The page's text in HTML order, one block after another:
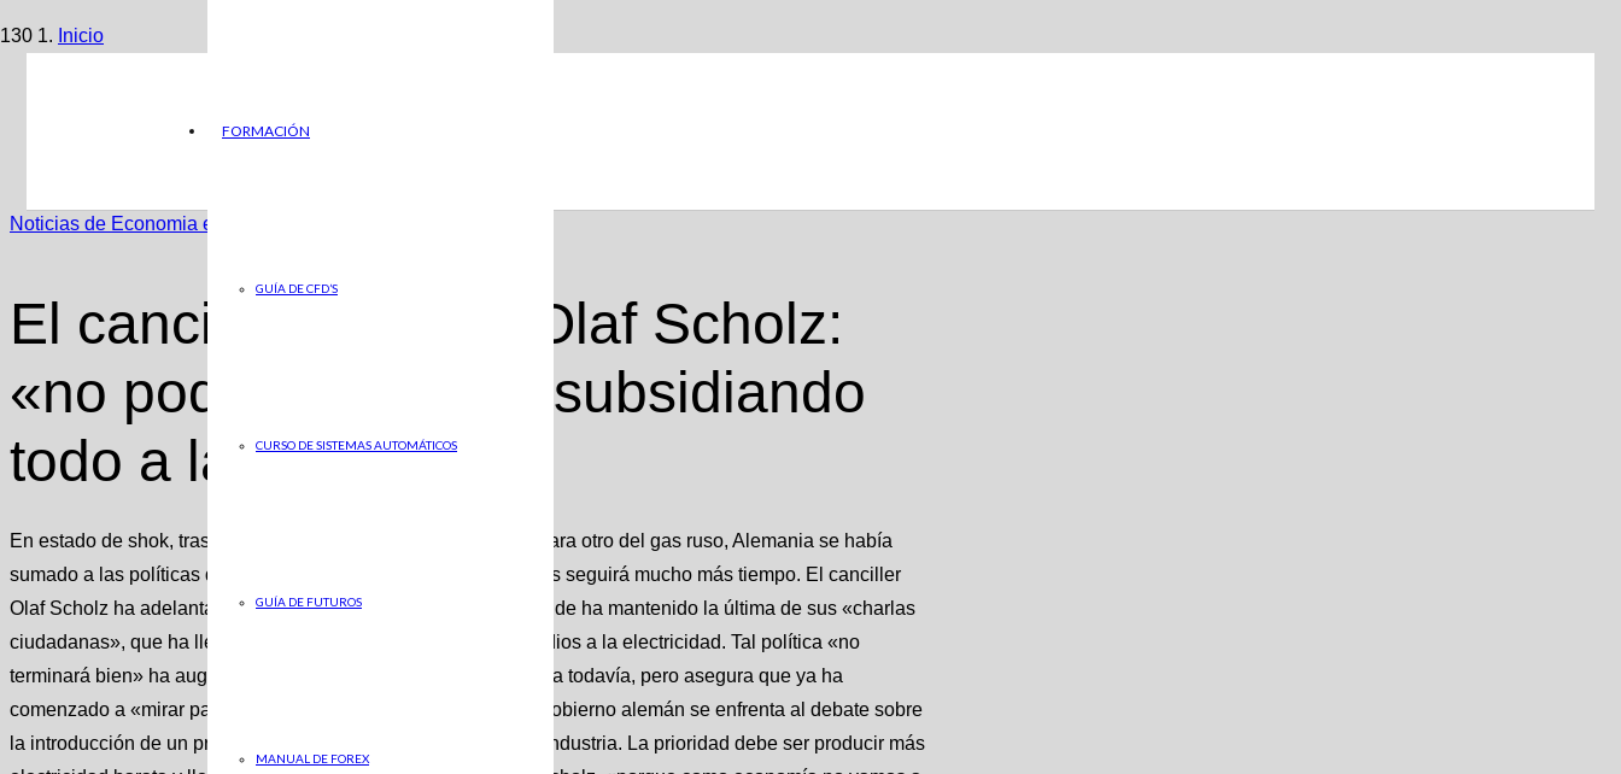
FORMACIÓN
GUÍA DE CFD’S
CURSO DE SISTEMAS AUTOMÁTICOS
GUÍA DE FUTUROS
MANUAL DE FOREX
Inicio
Noticias de Economia en ABC
El canciller aleman, Olaf Scholz:
«no podemos seguir subsidiando
todo a largo plazo»
En estado de shok, tras haber tenido que prescindir de un día para otro del gas ruso, Alemania se había
sumado a las políticas de subvenciones energéticas, pero no las seguirá mucho más tiempo. El canciller
Olaf Scholz ha adelantado en Berndorf, cerca de Coblenza, donde ha mantenido la última de sus «charlas
ciudadanas», que ha llegado la hora de ir eliminando los subsidios a la electricidad. Tal política «no
terminará bien» ha augurado el canciller alemán . No pone fecha todavía, pero asegura que ya ha
comenzado a «mirar para ver dónde hay que ajustar algo». El gobierno alemán se enfrenta al debate sobre
la introducción de un precio de electricidad subsidiado para la industria. La prioridad debe ser producir más